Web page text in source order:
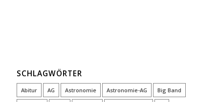
SCHLAGWÖRTER
Abitur AG Astronomie Astronomie-AG Big Band